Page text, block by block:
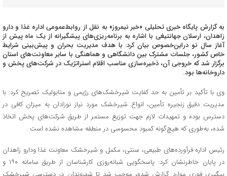
به گزارش پایگاه خبری تحلیلی «خبر نیمروز» به نقل از روابط‌عمومی اداره غذا و دارو
زاهدان، ارسلان جهانتیغی با اشاره به برنامه‌ریزی‌های پیشگیرانه از یک ماه پیش از
آغاز سال نو دراین‌خصوص بیان کرد: با هدف مدیریت بحران و پیش‌بینی شرایط
خاص کشور، جلسات مشترک بین دانشگاهی و هماهنگی با سایر معاونت‌های استان
برگزار شد که خروجی آن، ذخیره‌سازی مناسب اقلام استراتژیک در شرکت‌های پخش و
داروخانه‌ها بود.
وی با تأکید بر تأمین به حد کفایت شیرخشک‌های رژیمی و متابولیک تصریح کرد: با
مدیریت دقیق زنجیره تأمین، انواع شیرخشک مورد نیاز نوزادان به میزان کافی در
دسترس بوده و تمهیدات لازم جهت توزیع مستمر از طریق شرکت‌های پخش اتخاذ
شده، به‌طوری که هیچ‌گونه کمبود محسوسی در منطقه مشاهده نشده است .
رئیس اداره فرآورده‌های طبیعی، سنتی، مکمل و شیرخشک معاونت غذا ودارو زاهدان
در پایان خاطرنشان کرد: پاسخگویی شبانه‌روزی کارشناسان از طریق سامانه ۱۹۰ و